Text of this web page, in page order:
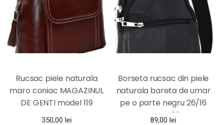
Rucsac piele naturala
maro coniac MAGAZINUL
DE GENTI model 119
350,00 lei
Borseta rucsac din piele
naturala bareta de umar
pe o parte negru 26/16
Magrot 024
89,00lei